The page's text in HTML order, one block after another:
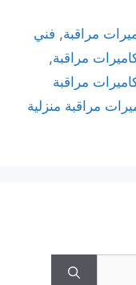
مراقبة, فني
مراقبة,
مراقبة
مراقبة منزلية